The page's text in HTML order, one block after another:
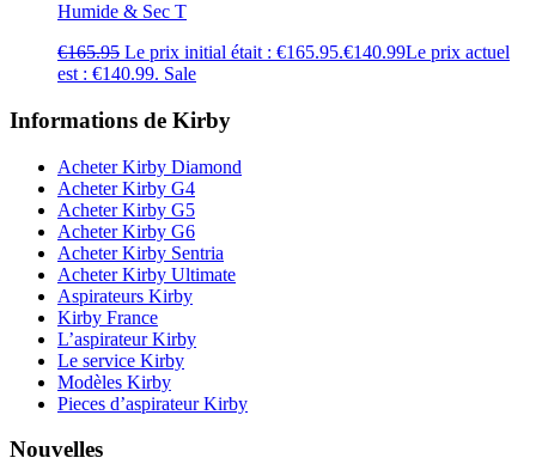
Humide & Sec T
€165.95 Le prix initial était : €165.95.€140.99Le prix actuel
est : €140.99. Sale
Informations de Kirby
Acheter Kirby Diamond
Acheter Kirby G4
Acheter Kirby G5
Acheter Kirby G6
Acheter Kirby Sentria
Acheter Kirby Ultimate
Aspirateurs Kirby
Kirby France
L’aspirateur Kirby
Le service Kirby
Modèles Kirby
Pieces d’aspirateur Kirby
Nouvelles